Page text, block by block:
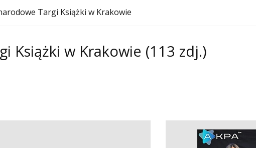
Targi Książki w Krakowie
Książki w Krakowie (113 zdj.)